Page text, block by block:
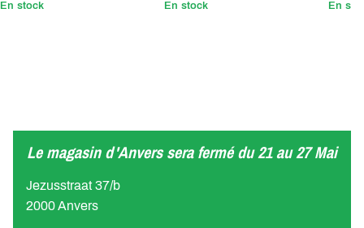
En stock En stock En
Le magasin d'Anvers sera fermé du 21 au 27 Mai
Jezusstraat 37/b
2000 Anvers